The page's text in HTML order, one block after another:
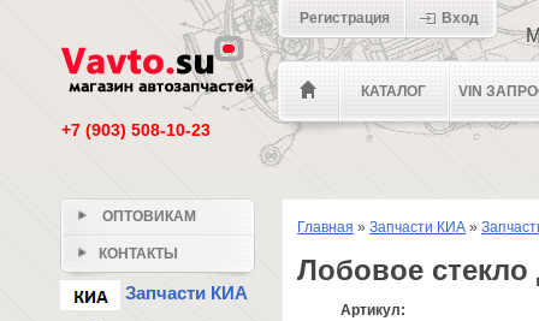
+7 (903) 508-10-23
КАТАЛОГ VIN
Регистрация Вход
Главная » Запчасти КИА »
Лобовое
Артикул:
ОПТОВИКАМ
КОНТАКТЫ
Запчасти КИА